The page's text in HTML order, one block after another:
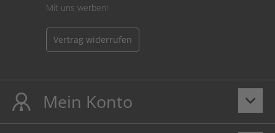
Mit uns werben!
Vertrag widerrufen
keyboard_arrow_down
Mein Konto